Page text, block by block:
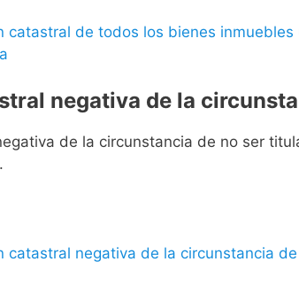
catastral de todos los bienes
negativa de la
de la circunstancia de no ser
catastral negativa de la circunstancia